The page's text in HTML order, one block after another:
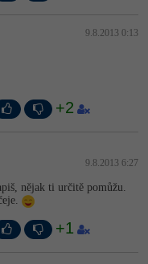
9.8.2013 0:13
+2
9.8.2013 6:27
nějak ti určitě pomůžu.
+1